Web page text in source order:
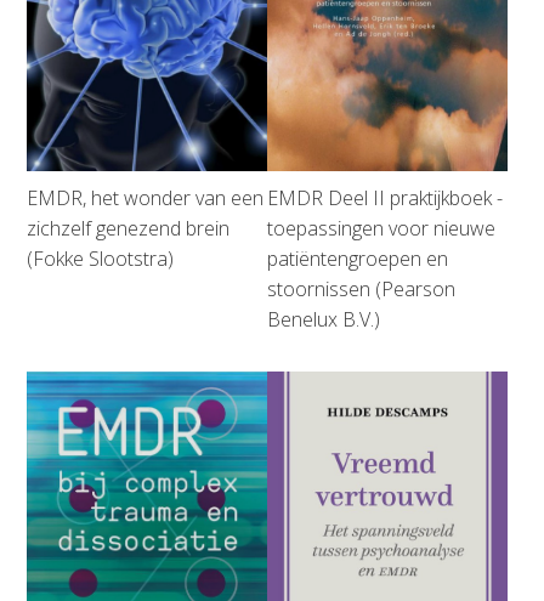
EMDR, het wonder van een
zichzelf genezend brein
(Fokke Slootstra)
EMDR Deel II praktijkboek -
toepassingen voor nieuwe
patiëntengroepen en
stoornissen (Pearson
Benelux B.V.)